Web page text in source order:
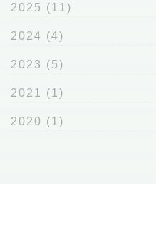
2025 (11)
2024 (4)
2023 (5)
2021 (1)
2020 (1)